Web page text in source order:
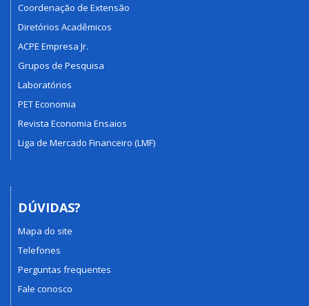
Coordenação de Extensão
Diretórios Acadêmicos
ACPE Empresa Jr.
Grupos de Pesquisa
Laboratórios
PET Economia
Revista Economia Ensaios
Liga de Mercado Financeiro (LMF)
DÚVIDAS?
Mapa do site
Telefones
Perguntas frequentes
Fale conosco